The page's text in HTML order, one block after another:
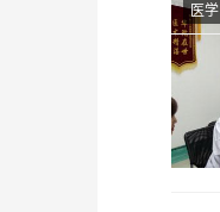
医学